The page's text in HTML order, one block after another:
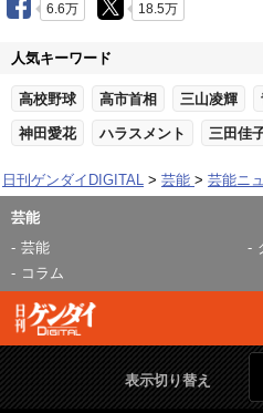
6.6万 18.5万
人気キーワード
高校野球 高市首相 三山凌輝
神田愛花 ハラスメント 三田佳
日刊ゲンダイDIGITAL 芸能 芸能ニ
芸能
芸能
コラム
表示切り替え